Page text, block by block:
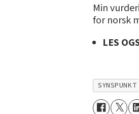
Min
for norsk
LES
SYNSPUNKT